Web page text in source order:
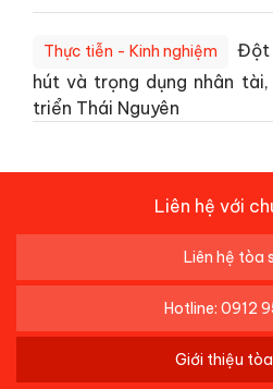
Thực tiễn - Kinh nghiệm
Đột
hút và trọng dụng nhân
triển Thái Nguyên
Liên hệ với
Liên hệ tòa
Hotline: 0912
Giới thiệu